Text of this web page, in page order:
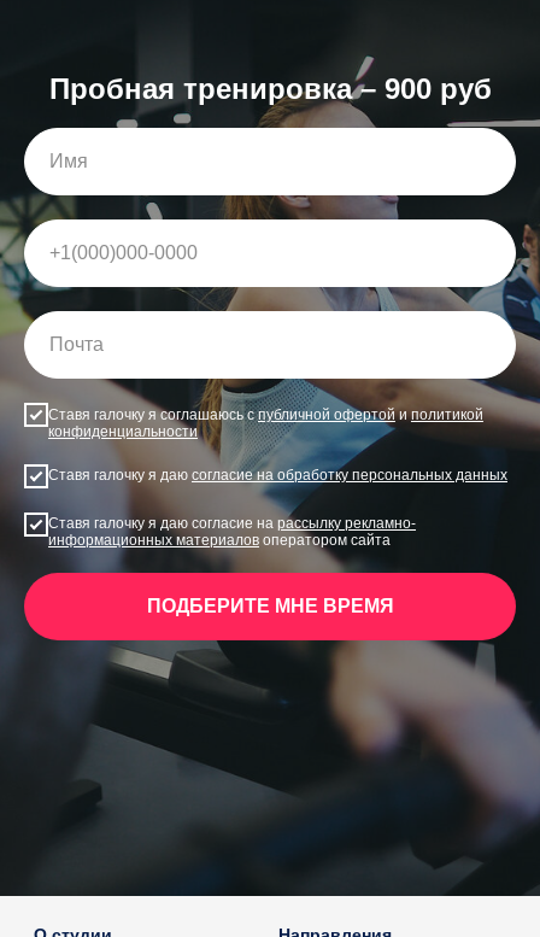
Пробная тренировка – 900 руб
Ставя галочку я соглашаюсь спубличной офертойиполитикой
конфиденциальности
Ставя галочку я даю согласие на обработку персональных данных
Ставя галочку я даю согласие на рассылку рекламно-
информационных материалов оператором сайта
ПОДБЕРИТЕ МНЕ ВРЕМЯ